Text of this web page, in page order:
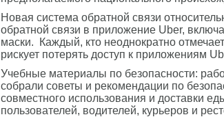
Новая система обратной связи
обратной связи в приложение Uber,
маски. Каждый, кто неоднократно
рискует потерять доступ к приложениям
Учебные материалы по безопасности:
собрали советы и рекомендации по
совместного использования и доставки
пользователей, водителей, курьеров и